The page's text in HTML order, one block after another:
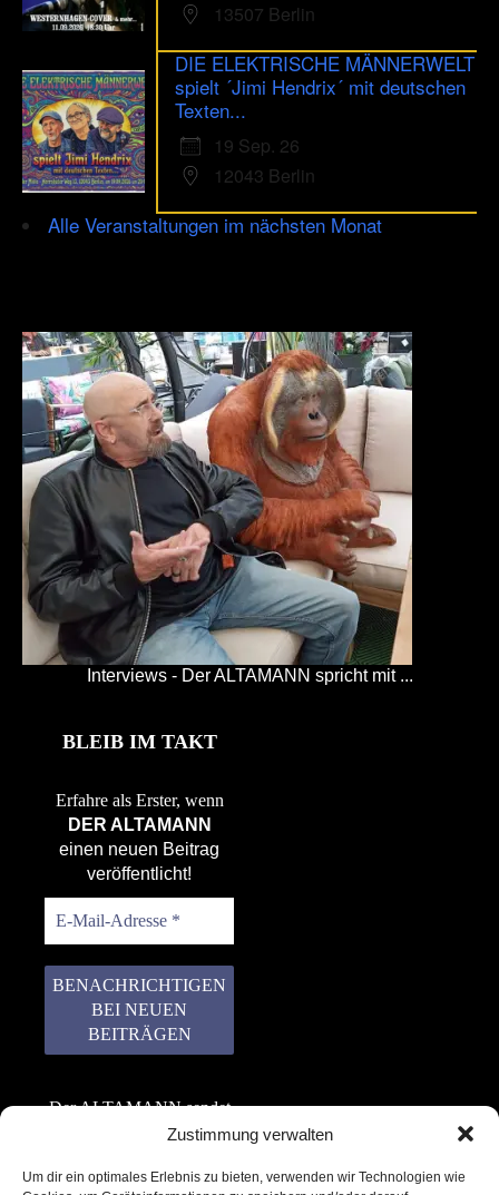
Zustimmung verwalten
Um dir ein optimales Erlebnis zu bieten, verwenden wir Technologien wie
13507 Berlin
DIE ELEKTRISCHE MÄNNERWELT
spielt ´Jimi Hendrix´ mit deutschen
Texten...
19 Sep. 26
12043 Berlin
Alle Veranstaltungen im nächsten Monat
Interviews - Der ALTAMANN spricht mit ...
BLEIB IM TAKT
Erfahre als Erster, wenn
DER ALTAMANN
einen neuen Beitrag
veröffentlicht!
Der ALTAMANN sendet
keinen Spam! Er gibt
weiter. Erfahre mehr in